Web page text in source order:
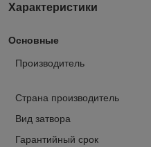
Характеристики
Основные
Производитель
Страна производитель
Вид затвора
Гарантийный срок